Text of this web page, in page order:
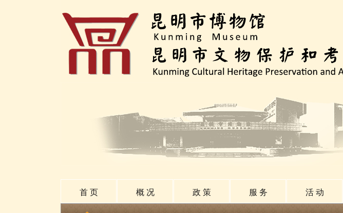
首 页 概 况 政 策 服 务 活 动